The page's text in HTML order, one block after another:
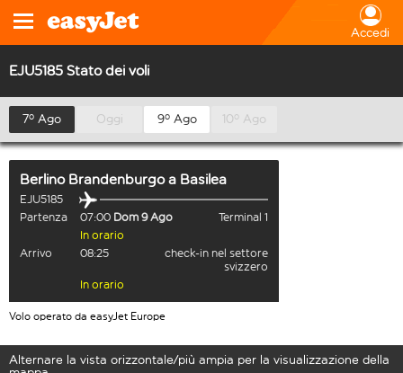
Accedi
EJU5185 Stato dei voli
7º Ago Oggi 9º Ago 10º Ago
Berlino Brandenburgoa Basilea
EJU5185
Partenza
07:00 Dom 9 Ago
Terminal 1
In orario
Arrivo
08:25
check-in nel settore
svizzero
In orario
Volo operato da easyJet Europe
Alternare la vista orizzontale/più ampia per la visualizzazione della